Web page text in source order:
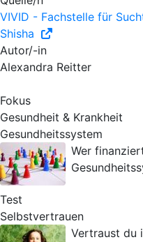
VIVID - Fachstelle für
Shisha
Autor/-in
Alexandra Reitter
Fokus
Gesundheit & Krankheit
Gesundheitssystem
Wer
Test
Selbstvertrauen
Vertraust du